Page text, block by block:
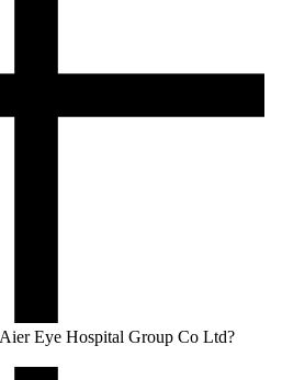
Eye Hospital Group Co Ltd?